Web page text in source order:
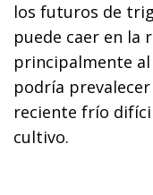
los futuros de
puede caer en la
principalmente
podría
reciente frío
cultivo.